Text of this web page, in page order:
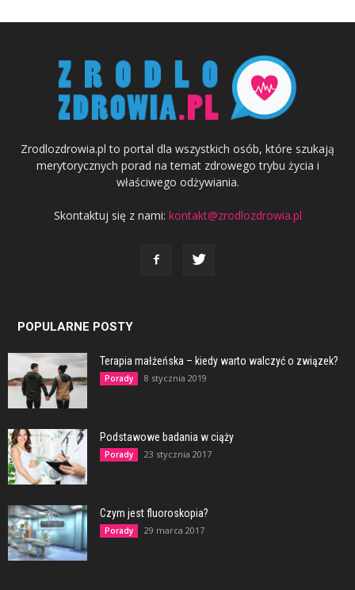
Zrodlozdrowia.pl to portal dla wszystkich osób, które szukają
merytorycznych porad na temat zdrowego trybu życia i
właściwego odżywiania.
Skontaktuj się z nami: kontakt@zrodlozdrowia.pl
POPULARNE POSTY
Terapia małżeńska – kiedy warto walczyć o związek?
Porady 8 stycznia 2019
Podstawowe badania w ciąży
Porady 23 stycznia 2017
Czym jest fluoroskopia?
Porady 29 marca 2017